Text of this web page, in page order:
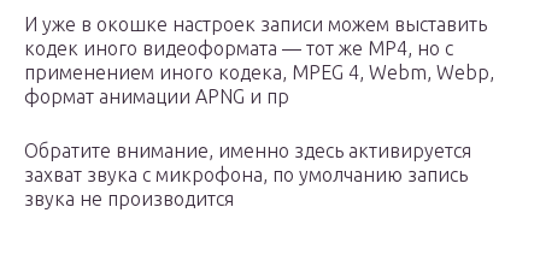
И уже в окошке настроек записи можем выставить
кодек иного видеоформата — тот же MP4, но с
применением иного кодека, MPEG 4, Webm, Webp,
формат анимации APNG и пр
Обратите внимание, именно здесь активируется
захват звука с микрофона, по умолчанию запись
звука не производится